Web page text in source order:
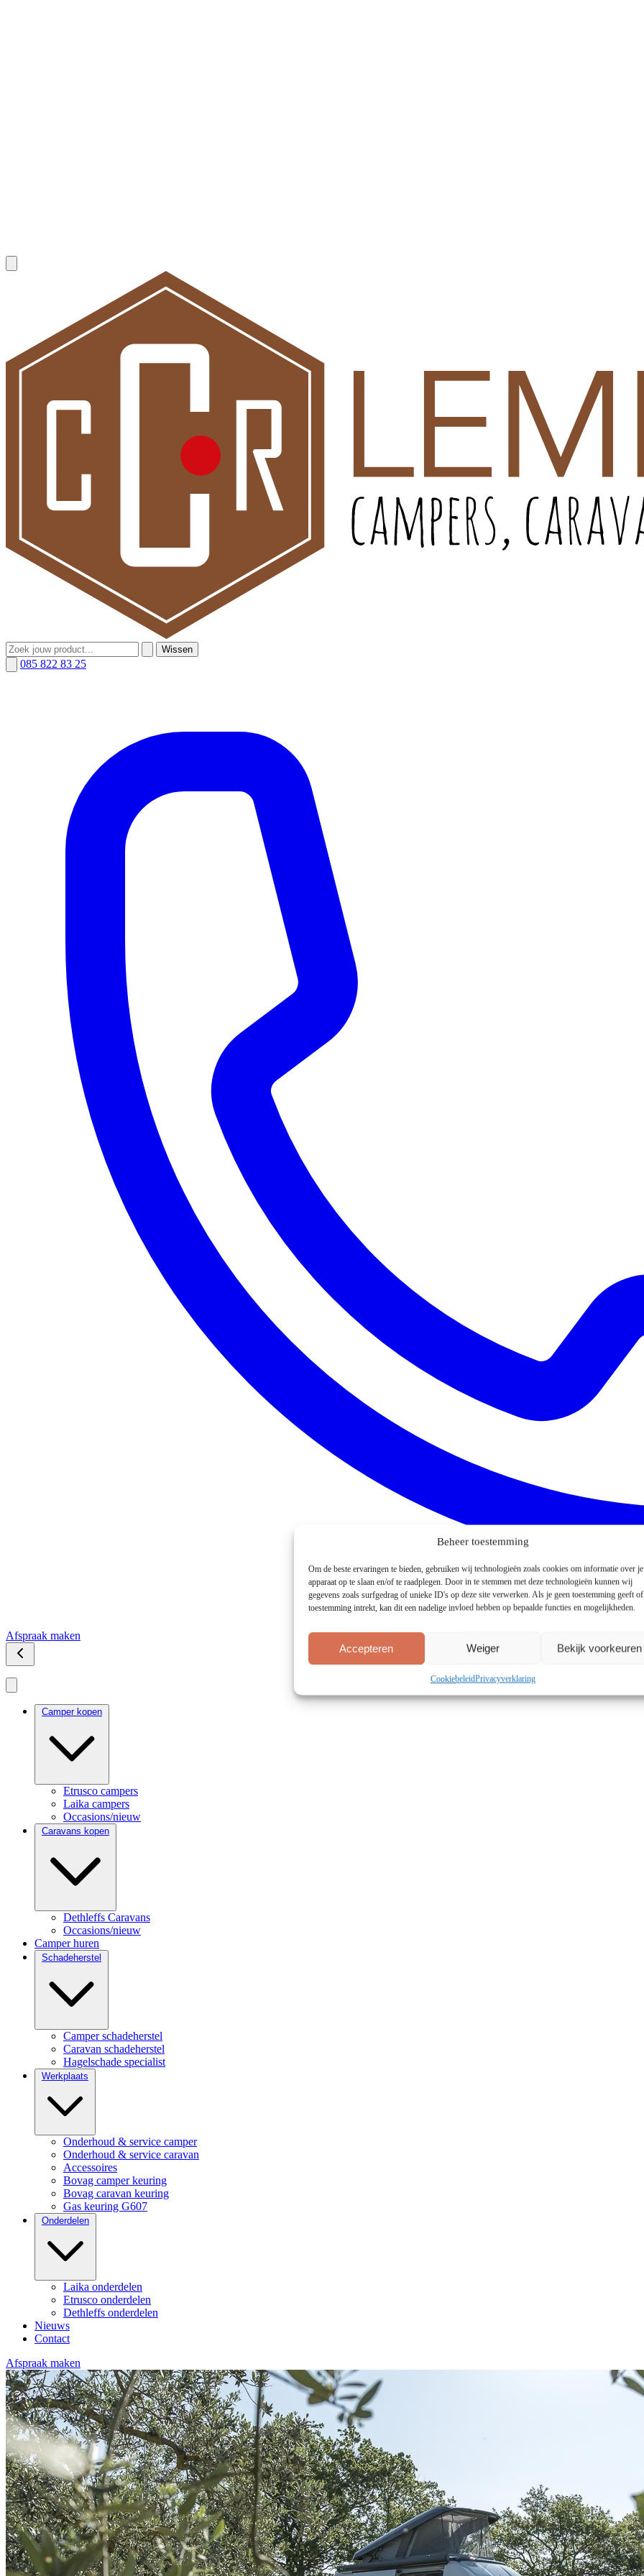
Beheer toestemming
Om de beste ervaringen te bieden, gebruiken wij technologieën zoals cookies om informatie over je
apparaat op te slaan en/of te raadplegen. Door in te stemmen met deze technologieën kunnen wij
gegevens zoals surfgedrag of unieke ID's op deze site verwerken. Als je geen toestemming geeft
toestemming intrekt, kan dit een nadelige invloed hebben op bepaalde functies en mogelijkheden.
Accepteren Weiger Bekijk voorkeuren
CookiebeleidPrivacyverklaring
Wissen
085 822 83 25
Afspraak maken
Camper kopen
Etrusco campers
Laika campers
Occasions/nieuw
Caravans kopen
Dethleffs Caravans
Occasions/nieuw
Camper huren
Schadeherstel
Camper schadeherstel
Caravan schadeherstel
Hagelschade specialist
Werkplaats
Onderhoud & service camper
Onderhoud & service caravan
Accessoires
Bovag camper keuring
Bovag caravan keuring
Gas keuring G607
Onderdelen
Laika onderdelen
Etrusco onderdelen
Dethleffs onderdelen
Nieuws
Contact
Afspraak maken